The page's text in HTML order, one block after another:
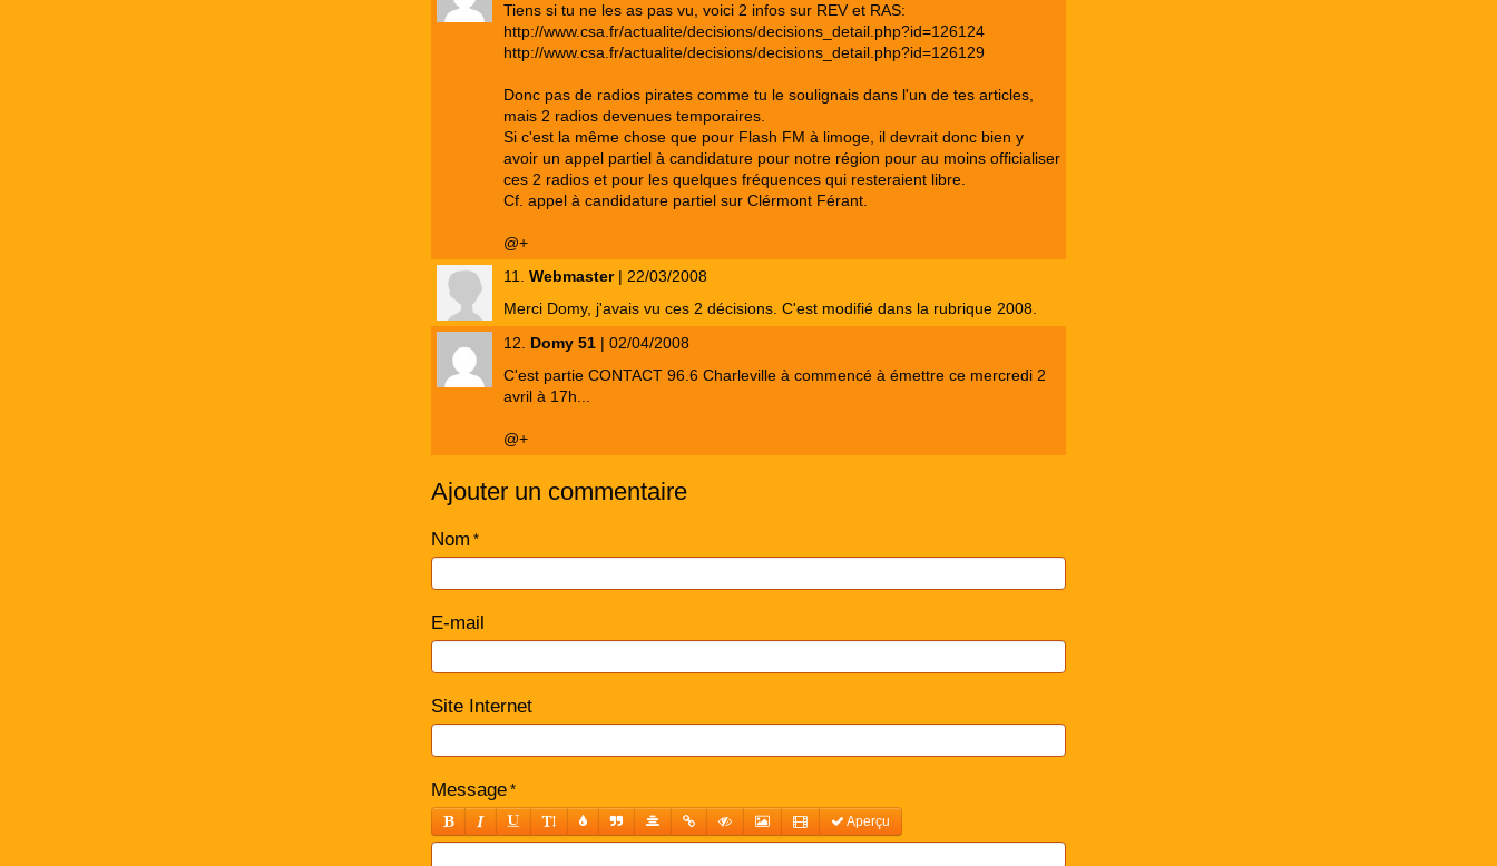
Tiens si tu ne les as pas vu, voici 2 infos sur REV et RAS:
http://www.csa.fr/actualite/decisions/decisions_detail.php?id=126124
http://www.csa.fr/actualite/decisions/decisions_detail.php?id=126129
Donc pas de radios pirates comme tu le soulignais dans l'un de tes articles,
mais 2 radios devenues temporaires.
Si c'est la même chose que pour Flash FM à limoge, il devrait donc bien y
avoir un appel partiel à candidature pour notre région pour au moins officialiser
ces 2 radios et pour les quelques fréquences qui resteraient libre.
Cf. appel à candidature partiel sur Clérmont Férant.
@+
11. Webmaster | 22/03/2008
Merci Domy, j'avais vu ces 2 décisions. C'est modifié dans la rubrique 2008.
12. Domy 51 | 02/04/2008
C'est partie CONTACT 96.6 Charleville à commencé à émettre ce mercredi 2
avril à 17h...
@+
Ajouter un commentaire
Nom
E-mail
Site Internet
Message
Aperçu